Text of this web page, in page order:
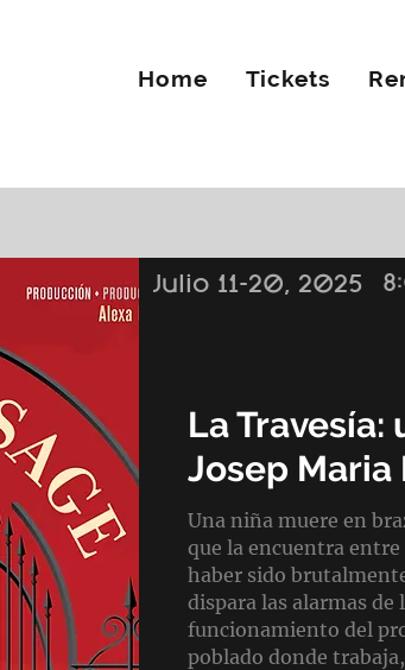
Home Tickets
Julio 11-20, 2025
La Travesía:
Josep Maria
Una niña muere en
que la encuentra
haber sido
dispara las alarmas de
funcionamiento del
poblado donde